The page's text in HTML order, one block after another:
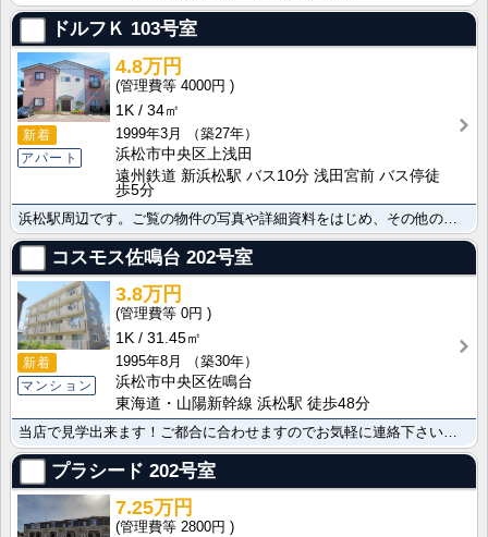
ドルフＫ 103号室
新着
アパート
4.8万円
4000円
1K
34㎡
1999年3月
（築27年）
浜松市中央区上浅田
遠州鉄道 新浜松駅 バス10分 浅田宮前 バス停徒
歩5分
コスモス佐鳴台 202号室
新着
マンション
3.8万円
0円
1K
31.45㎡
1995年8月
（築30年）
浜松市中央区佐鳴台
東海道・山陽新幹線 浜松駅 徒歩48分
プラシード 202号室
7.25万円
2800円